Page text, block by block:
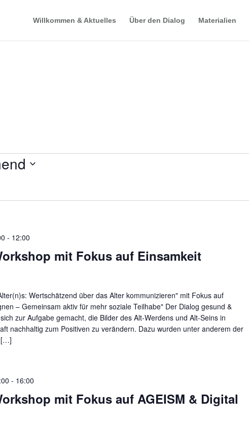
Willkommen & Aktuelles Über den Dialog Materialien
mit Fokus auf Einsamkeit
- 12:00
Wertschätzend über das Alter kommunizieren" mit Fokus auf
– Gemeinsam aktiv für mehr soziale Teilhabe" Der Dialog gesund &
zur Aufgabe gemacht, die Bilder des Alt-Werdens und Alt-Seins in
nachhaltig zum Positiven zu verändern. Dazu wurden unter anderem der
[…]
mit Fokus auf AGEISM & Digital
- 16:00